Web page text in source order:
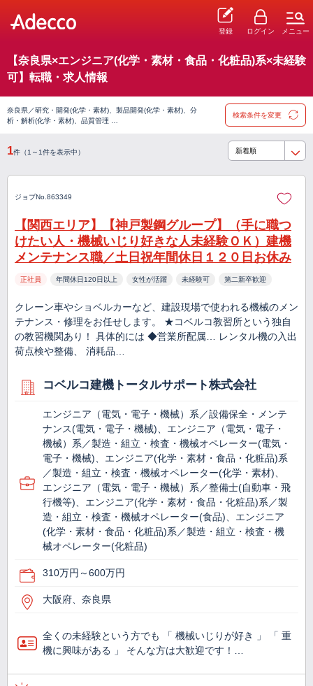
登録 ログイン メニュー
【奈良県×エンジニア(化学・素材・食品・化粧品)系×未経験
可】転職・求人情報
奈良県／研究・開発(化学・素材)、製品開発(化学・素材)、分
析・解析(化学・素材)、品質管理 …
検索条件を変更
1件（1～1件を表示中）
ジョブNo.863349
【関西エリア】【神戸製鋼グループ】（手に職つ
けたい人・機械いじり好きな人未経験ＯＫ）建機
メンテナンス職／土日祝年間休日１２０日お休み
正社員 年間休日120日以上 女性が活躍 未経験可 第二新卒歓迎
クレーン車やショベルカーなど、建設現場で使われる機械のメン
テナンス・修理をお任せします。 ★コベルコ教習所という独自
の教習機関あり！ 具体的には ◆営業所配属… レンタル機の入出
荷点検や整備、 消耗品…
コベルコ建機トータルサポート株式会社
エンジニア（電気・電子・機械）系／設備保全・メンテ
ナンス(電気・電子・機械)、エンジニア（電気・電子・
機械）系／製造・組立・検査・機械オペレーター(電気・
電子・機械)、エンジニア(化学・素材・食品・化粧品)系
／製造・組立・検査・機械オペレーター(化学・素材)、
エンジニア（電気・電子・機械）系／整備士(自動車・飛
行機等)、エンジニア(化学・素材・食品・化粧品)系／製
造・組立・検査・機械オペレーター(食品)、エンジニア
(化学・素材・食品・化粧品)系／製造・組立・検査・機
械オペレーター(化粧品)
310万円～600万円
大阪府、奈良県
全くの未経験という方でも 「 機械いじりが好き 」 「 重
機に興味がある 」 そんな方は大歓迎です！…